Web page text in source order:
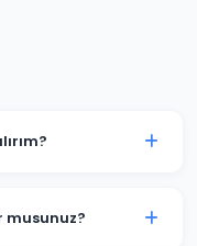
anlamlı trafik
musunuz?